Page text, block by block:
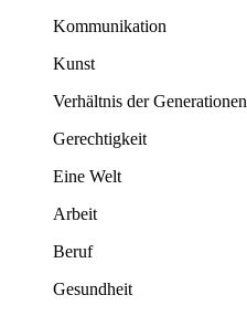
Kommunikation
Kunst
Verhältnis der Generationen
Gerechtigkeit
Eine Welt
Arbeit
Beruf
Gesundheit